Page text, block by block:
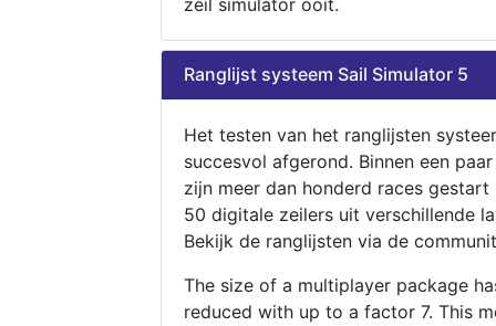
zeil simulator ooit.
Ranglijst systeem Sail Simulator 5
Het testen van het ranglijsten
succesvol afgerond. Binnen een
zijn meer dan honderd races gestart
50 digitale zeilers uit verschillende
Bekijk de ranglijsten via de
The size of a multiplayer package
reduced with up to a factor 7. This